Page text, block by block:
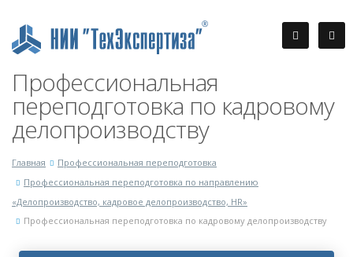
Профессиональная
переподготовка по кадровому
делопроизводству
Главная
Профессиональная переподготовка
Профессиональная переподготовка по направлению
«Делопроизводство, кадровое делопроизводство, HR»
Профессиональная переподготовка по кадровому делопроизводству